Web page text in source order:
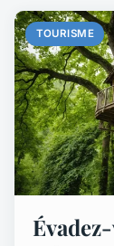
TOURISME